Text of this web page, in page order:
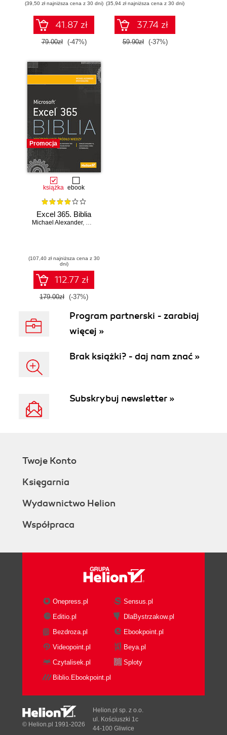
neuronowe
(39,50 zł najniższa cena z 30 dni)
41.87 zł
79.00zł (-47%)
świecie nauki
(35,94 zł najniższa cena z 30 dni)
37.74 zł
59.90zł (-37%)
Promocja
książka ebook
Excel 365. Biblia
Michael Alexander, Dick Kusleika
(107,40 zł najniższa cena z 30
dni)
112.77 zł
179.00zł (-37%)
Program partnerski - zarabiaj
więcej »
Brak książki? - daj nam znać »
Subskrybuj newsletter »
Twoje Konto
Księgarnia
Wydawnictwo Helion
Współpraca
Onepress.pl
Sensus.pl
Editio.pl
DlaBystrzakow.pl
Bezdroza.pl
Ebookpoint.pl
Videopoint.pl
Beya.pl
Czytalisek.pl
Sploty
Biblio.Ebookpoint.pl
© Helion.pl 1991-2026
Helion.pl sp. z o.o.
ul. Kościuszki 1c
44-100 Gliwice